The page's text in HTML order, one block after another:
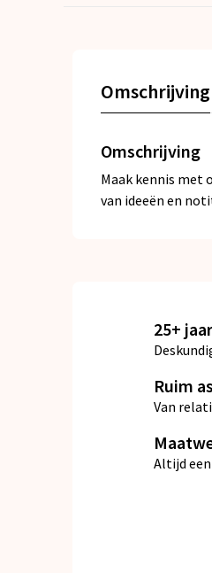
Omschrijving
Omschrijving
Maak kennis met
van ideeën en
25+
Ruim
Van
Altijd